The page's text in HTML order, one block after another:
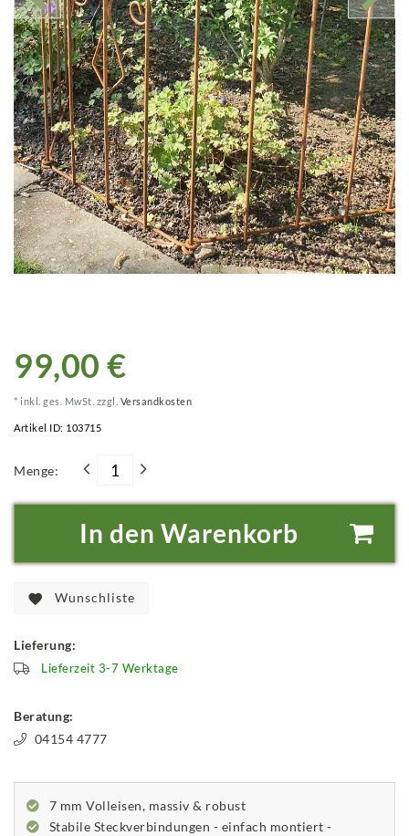
99,00 €
* inkl. ges. MwSt. zzgl. Versandkosten
Artikel ID: 103715
Menge:
In den Warenkorb
Wunschliste
Lieferung:
Lieferzeit 3-7 Werktage
Beratung:
04154 4777
7 mm Volleisen, massiv & robust
Stabile Steckverbindungen - einfach montiert -